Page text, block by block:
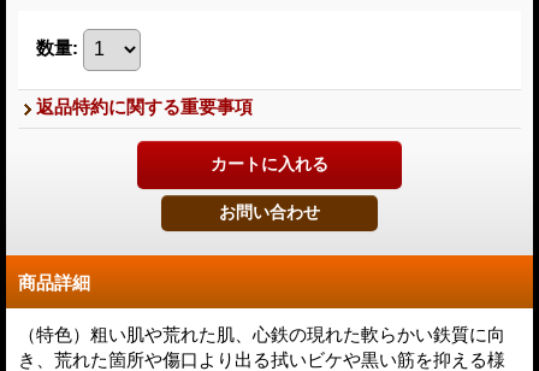
数量:
返品特約に関する重要事項
商品詳細
（特色）粗い肌や荒れた肌、心鉄の現れた軟らかい鉄質に向
き、荒れた箇所や傷口より出る拭いビケや黒い筋を抑える様